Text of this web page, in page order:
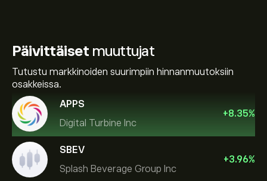
Päivittäiset muuttujat
Tutustu markkinoiden suurimpiin hinnanmuutoksiin
osakkeissa.
APPS
Digital Turbine Inc
+8.35%
SBEV
Splash Beverage Group Inc
+3.96%